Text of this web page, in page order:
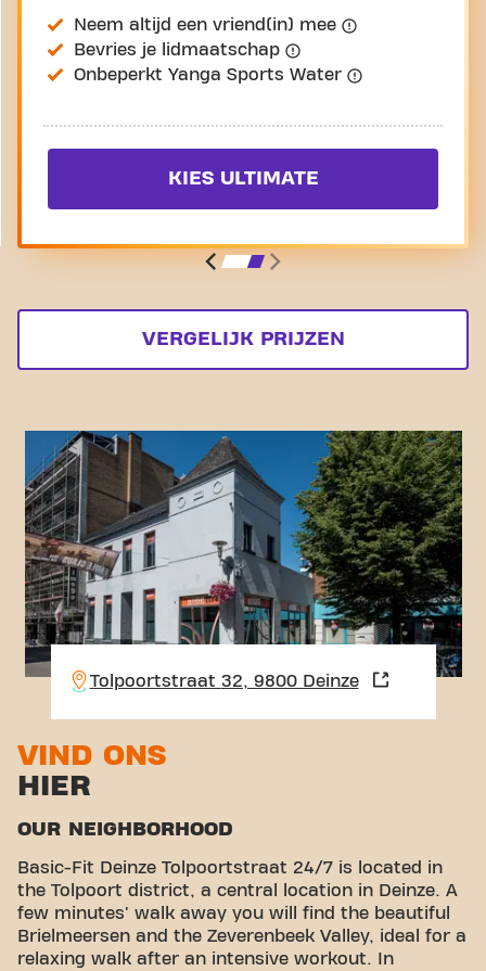
Neem altijd een vriend(in) mee
Bevries je lidmaatschap
Onbeperkt Yanga Sports Water
KIES ULTIMATE
VERGELIJK PRIJZEN
Tolpoortstraat 32, 9800 Deinze
VIND ONS
HIER
OUR NEIGHBORHOOD
Basic-Fit Deinze Tolpoortstraat 24/7 is located in
the Tolpoort district, a central location in Deinze. A
few minutes' walk away you will find the beautiful
Brielmeersen and the Zeverenbeek Valley, ideal for a
relaxing walk after an intensive workout. In